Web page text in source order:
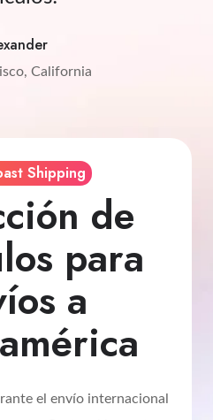
California
Shipping
de
para
a
el envío internacional